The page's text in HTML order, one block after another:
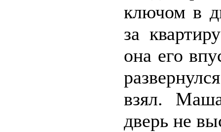
ключом в
за
она его
взял.
дверь не